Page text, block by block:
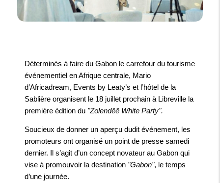
Déterminés à faire du Gabon le carrefour du tourisme
événementiel en Afrique centrale, Mario
d’Africadream, Events by Leaty’s et l’hôtel de la
Sablière organisent le 18 juillet prochain à Libreville la
première édition du "Zolendêê White Party".
Soucieux de donner un aperçu dudit événement, les
promoteurs ont organisé un point de presse samedi
dernier. Il s’agit d’un concept novateur au Gabon qui
vise à promouvoir la destination "Gabon", le temps
d’une journée.